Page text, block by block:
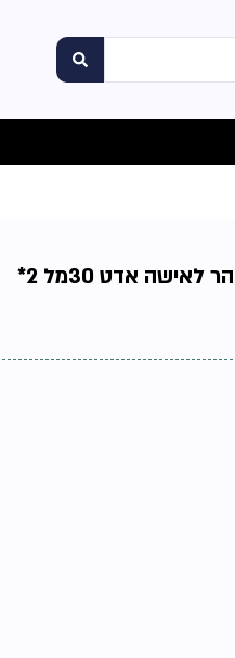
אדט 30מל 2*